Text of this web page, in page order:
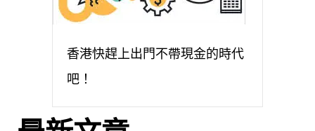
香港快趕上出門不帶現金的時代
吧！